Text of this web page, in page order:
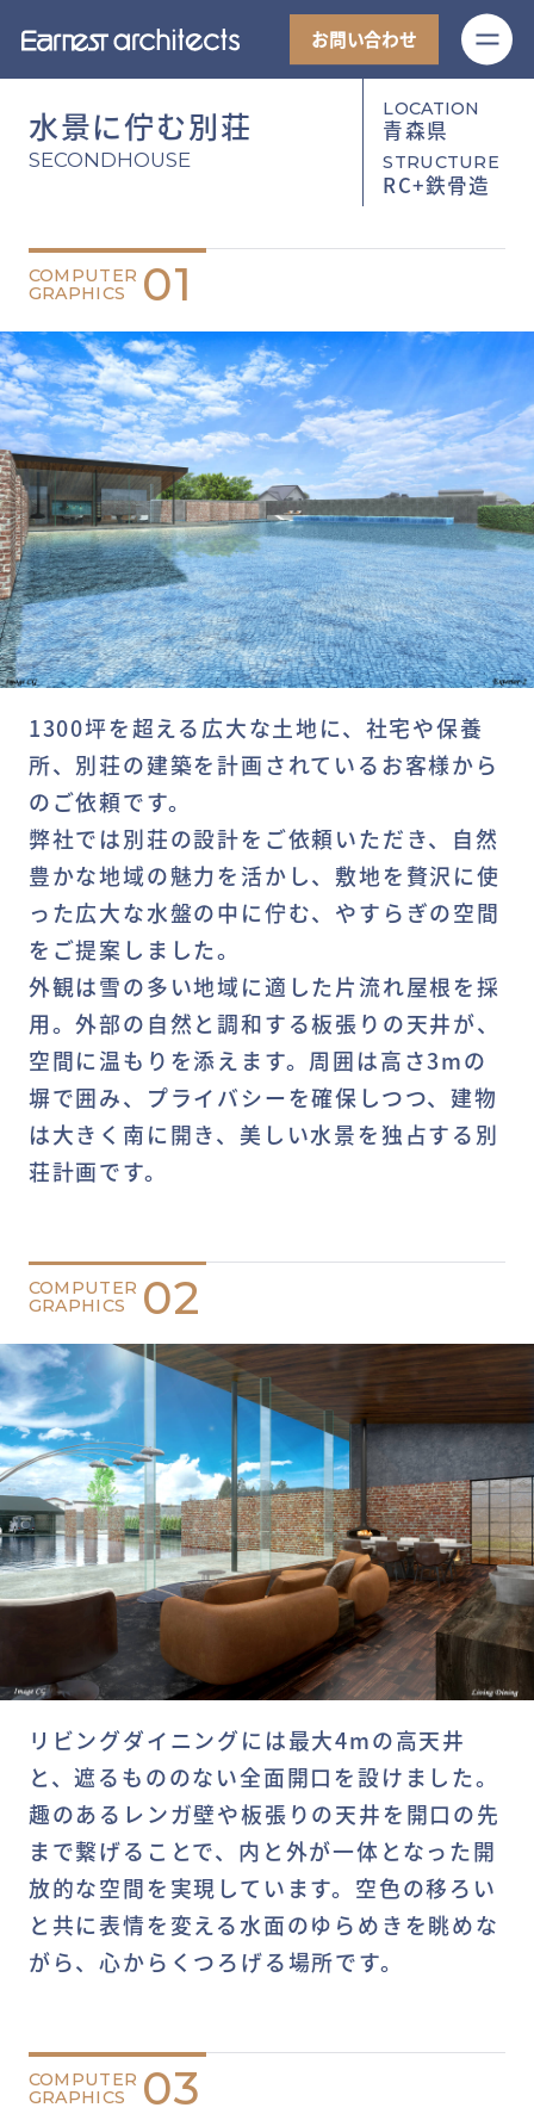
お問い合わせ
水景に佇む別荘
SECONDHOUSE
LOCATION
青森県
STRUCTURE
RC+鉄骨造
COMPUTER
GRAPHICS
01
1300坪を超える広大な土地に、社宅や保養
所、別荘の建築を計画されているお客様から
のご依頼です。
弊社では別荘の設計をご依頼いただき、自然
豊かな地域の魅力を活かし、敷地を贅沢に使
った広大な水盤の中に佇む、やすらぎの空間
をご提案しました。
外観は雪の多い地域に適した片流れ屋根を採
用。外部の自然と調和する板張りの天井が、
空間に温もりを添えます。周囲は高さ3mの
塀で囲み、プライバシーを確保しつつ、建物
は大きく南に開き、美しい水景を独占する別
荘計画です。
COMPUTER
GRAPHICS
02
リビングダイニングには最大4mの高天井
と、遮るもののない全面開口を設けました。
趣のあるレンガ壁や板張りの天井を開口の先
まで繋げることで、内と外が一体となった開
放的な空間を実現しています。空色の移ろい
と共に表情を変える水面のゆらめきを眺めな
がら、心からくつろげる場所です。
COMPUTER
GRAPHICS
03